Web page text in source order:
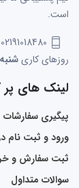
است.
02191018480
روزهای کاری
لینک های پر
پیگیری سفارشات
ورود و ثبت نام
ثبت سفارش و
سوالات متداول